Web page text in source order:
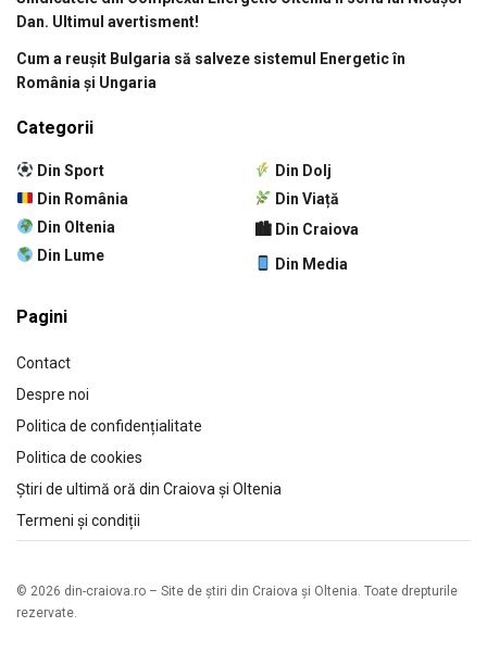
Dan. Ultimul avertisment!
Cum a reușit Bulgaria să salveze sistemul Energetic în
România și Ungaria
Categorii
Din Sport
Din România
Din Oltenia
Din Lume
Din Dolj
Din Viață
🏙 Din Craiova
Din Media
Pagini
Contact
Despre noi
Politica de confidențialitate
Politica de cookies
Știri de ultimă oră din Craiova și Oltenia
Termeni și condiții
© 2026 din-craiova.ro – Site de știri din Craiova și Oltenia. Toate drepturile
rezervate.